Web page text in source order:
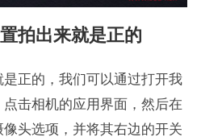
拍出来就是正的
正的，我们可以通过打开我
击相机的应用界面，然后在
头选项，并将其右边的开关